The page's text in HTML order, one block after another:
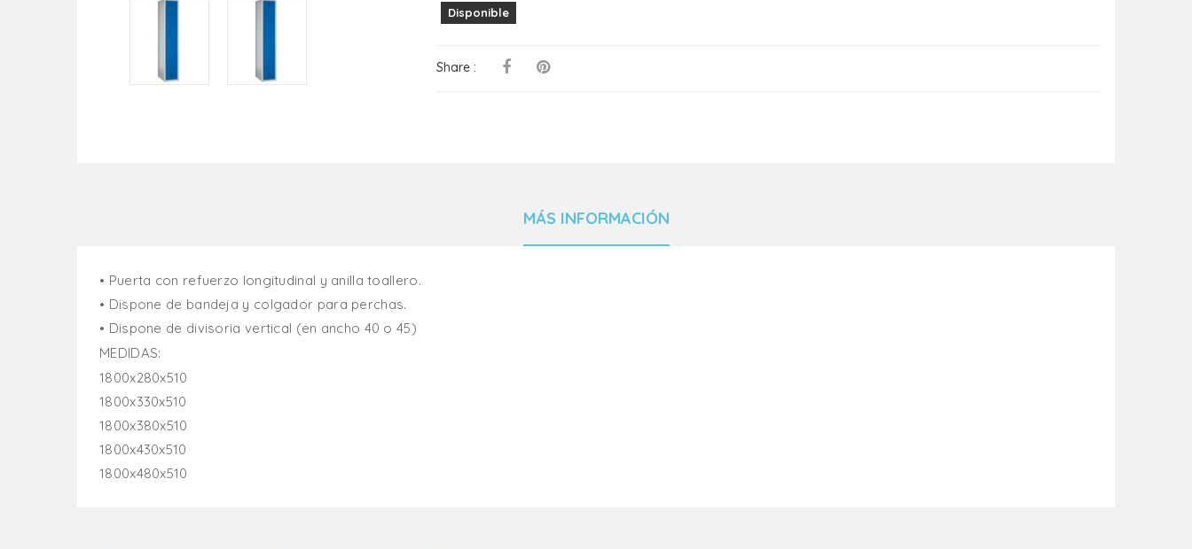
Disponible
Share :
MÁS INFORMACIÓN
• Puerta con refuerzo longitudinal y anilla toallero.
• Dispone de bandeja y colgador para perchas.
• Dispone de divisoria vertical (en ancho 40 o 45)
MEDIDAS:
1800x280x510
1800x330x510
1800x380x510
1800x430x510
1800x480x510